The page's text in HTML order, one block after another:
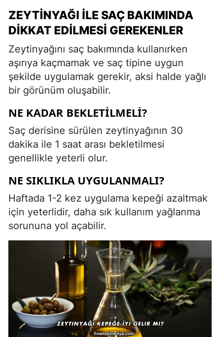
ZEYTINYAĞI ILE SAÇ BAKIMINDA
DIKKAT EDILMESI GEREKENLER
Zeytinyağını saç bakımında kullanırken
aşırıya kaçmamak ve saç tipine uygun
şekilde uygulamak gerekir, aksi halde yağlı
bir görünüm oluşabilir.
NE KADAR BEKLETILMELI?
Saç derisine sürülen zeytinyağının 30
dakika ile 1 saat arası bekletilmesi
genellikle yeterli olur.
NE SIKLIKLA UYGULANMALI?
Haftada 1-2 kez uygulama kepeği azaltmak
için yeterlidir, daha sık kullanım yağlanma
sorununa yol açabilir.